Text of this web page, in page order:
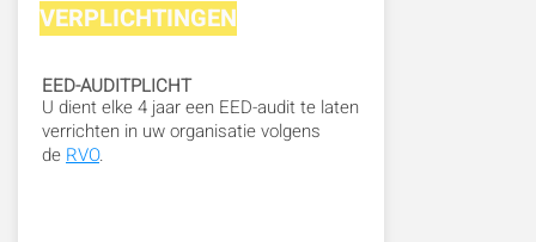
VERPLICHTINGEN
EED-AUDITPLICHT
U dient elke 4 jaar een EED-audit te laten
verrichten in uw organisatie volgens
de RVO.